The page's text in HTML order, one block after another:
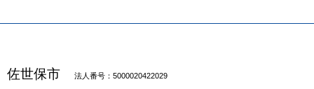
佐世保市 法人番号：5000020422029